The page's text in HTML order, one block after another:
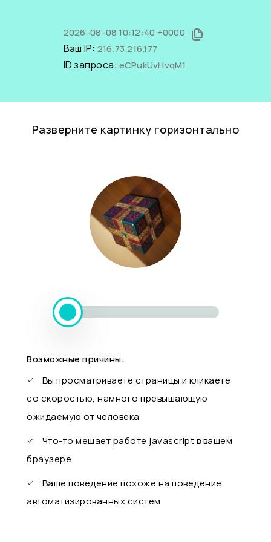
2026-08-08 10:12:40 +0000
Ваш IP: 216.73.216.177
ID запроса: eCPukUvHvqM1
Разверните картинку горизонтально
Возможные причины:
Вы просматриваете страницы и кликаете
со скоростью, намного превышающую
ожидаемую от человека
Что-то мешает работе javascript в вашем
браузере
Ваше поведение похоже на поведение
автоматизированных систем